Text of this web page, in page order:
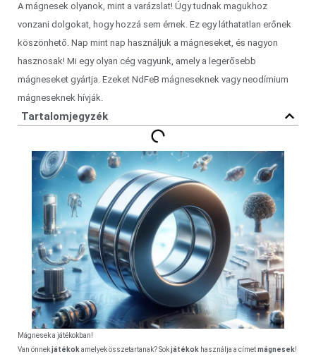
A mágnesek olyanok, mint a varázslat! Úgy tudnak magukhoz
vonzani dolgokat, hogy hozzá sem érnek. Ez egy láthatatlan erőnek
köszönhető. Nap mint nap használjuk a mágneseket, és nagyon
hasznosak! Mi egy olyan cég vagyunk, amely a legerősebb
mágneseket gyártja. Ezeket NdFeB mágneseknek vagy neodímium
mágneseknek hívják.
Tartalomjegyzék
Mágnesek a játékokban!
Van önnekjátékok amelyek összetartanak? Sokjátékok használja a címetmágnesek!